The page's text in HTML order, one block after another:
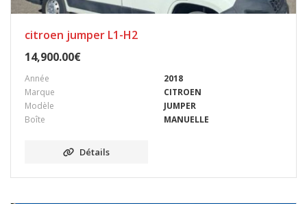
citroen jumper L1-H2
14,900.00€
Année
2018
Marque
CITROEN
Modèle
JUMPER
Boîte
MANUELLE
Détails